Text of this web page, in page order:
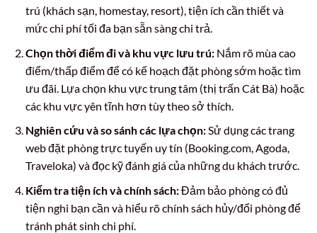
trú (khách sạn, homestay, resort), tiện ích cần thiết và
mức chi phí tối đa bạn sẵn sàng chi trả.
Chọn thời điểm đi và khu vực lưu trú:Nắm rõ mùa cao
điểm/thấp điểm để có kế hoạch đặt phòng sớm hoặc tìm
ưu đãi. Lựa chọn khu vực trung tâm (thị trấn Cát Bà) hoặc
các khu vực yên tĩnh hơn tùy theo sở thích.
Nghiên cứu và so sánh các lựa chọn:Sử dụng các trang
web đặt phòng trực tuyến uy tín (Booking.com, Agoda,
Traveloka) và đọc kỹ đánh giá của những du khách trước.
Kiểm tra tiện ích và chính sách:Đảm bảo phòng có đủ
tiện nghi bạn cần và hiểu rõ chính sách hủy/đổi phòng để
tránh phát sinh chi phí.